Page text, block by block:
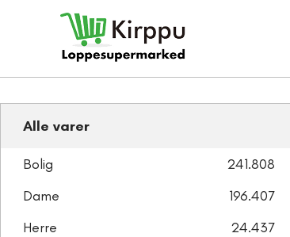
Alle varer
Bolig
241.808
Dame
196.407
Herre
24.437